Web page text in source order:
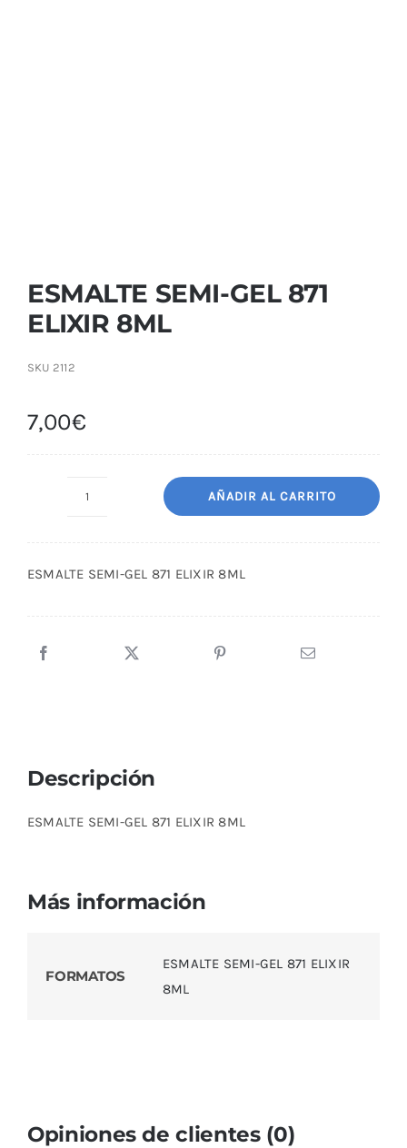
ESMALTE SEMI-GEL 871
ELIXIR 8ML
SKU 2112
7,00€
871
cantidad
AÑADIR AL CARRITO
ESMALTE SEMI-GEL 871 ELIXIR 8ML
Descripción
ESMALTE SEMI-GEL 871 ELIXIR 8ML
Más información
FORMATOS
ESMALTE SEMI-GEL 871 ELIXIR
8ML
Opiniones de clientes (0)